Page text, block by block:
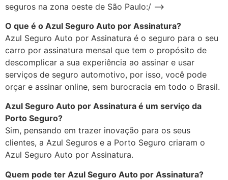
seguros na zona oeste de São Paulo:/ –>
O que é o Azul Seguro Auto por Assinatura?
Azul Seguro Auto por Assinatura é o seguro para o seu
carro por assinatura mensal que tem o propósito de
descomplicar a sua experiência ao assinar e usar
serviços de seguro automotivo, por isso, você pode
orçar e assinar online, sem burocracia em todo o Brasil.
Azul Seguro Auto por Assinatura é um serviço da
Porto Seguro?
Sim, pensando em trazer inovação para os seus
clientes, a Azul Seguros e a Porto Seguro criaram o
Azul Seguro Auto por Assinatura.
Quem pode ter Azul Seguro Auto por Assinatura?